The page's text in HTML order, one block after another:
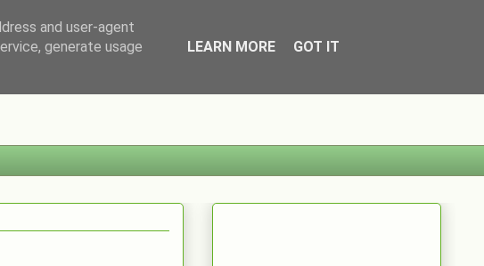
and user-agent
generate usage
LEARN MORE GOT IT